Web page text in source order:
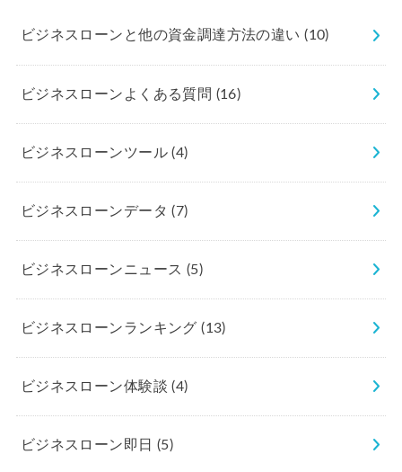
ビジネスローンと他の資金調達方法の違い(10)
ビジネスローンよくある質問 (16)
ビジネスローンツール(4)
ビジネスローンデータ(7)
ビジネスローンニュース (5)
ビジネスローンランキング(13)
ビジネスローン体験談(4)
ビジネスローン即日 (5)